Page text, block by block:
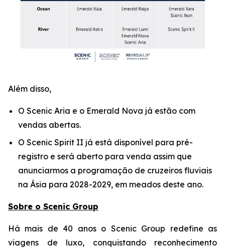
Além disso,
O Scenic Aria e o Emerald Nova já estão com
vendas abertas.
O Scenic Spirit II já está disponível para pré-
registro e será aberto para venda assim que
anunciarmos a programação de cruzeiros fluviais
na Ásia para 2028-2029, em meados deste ano.
Sobre o Scenic Group
Há mais de 40 anos o Scenic Group redefine as
viagens de luxo, conquistando reconhecimento